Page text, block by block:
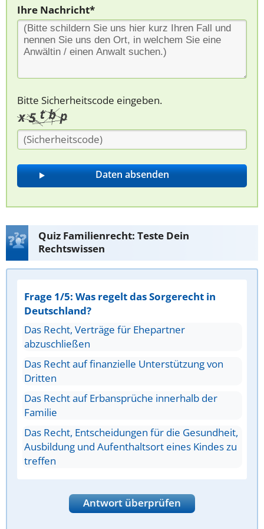
Ihre Nachricht*
Bitte Sicherheitscode eingeben.
Quiz Familienrecht: Teste Dein
Rechtswissen
Frage 1/5: Was regelt das Sorgerecht in
Deutschland?
Das Recht, Verträge für Ehepartner
abzuschließen
Das Recht auf finanzielle Unterstützung von
Dritten
Das Recht auf Erbansprüche innerhalb der
Familie
Das Recht, Entscheidungen für die Gesundheit,
Ausbildung und Aufenthaltsort eines Kindes zu
treffen
Antwort überprüfen